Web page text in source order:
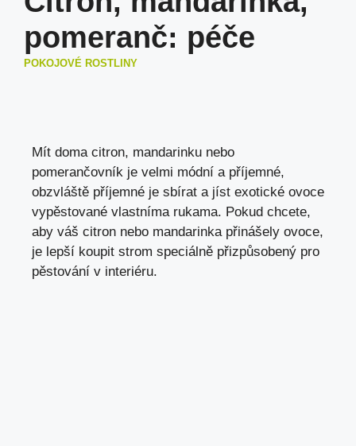
pomeranč: péče
POKOJOVÉ ROSTLINY
Mít doma citron, mandarinku nebo
pomerančovník je velmi módní a příjemné,
obzvláště příjemné je sbírat a jíst exotické ovoce
vypěstované vlastníma rukama. Pokud chcete,
aby váš citron nebo mandarinka přinášely ovoce,
je lepší koupit strom speciálně přizpůsobený pro
pěstování v interiéru.